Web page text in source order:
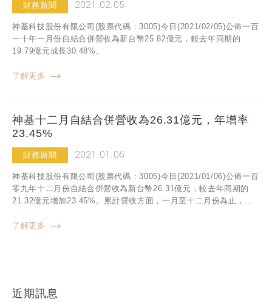
財務新聞 2021.02.05
神基科技股份有限公司(股票代碼：3005)今日(2021/02/05)公佈一百
一十年一月份自結合併營收為新台幣25.82億元，較去年同期的
19.79億元成長30.48%。
了解更多
神基十二月自結合併營收為26.31億元，年增率
23.45%
財務新聞 2021.01.06
神基科技股份有限公司(股票代碼：3005)今日(2021/01/06)公佈一百
零九年十二月份自結合併營收為新台幣26.31億元，較去年同期的
21.32億元增加23.45%。累計營收方面，一月至十二月份為止，...
了解更多
近期訊息